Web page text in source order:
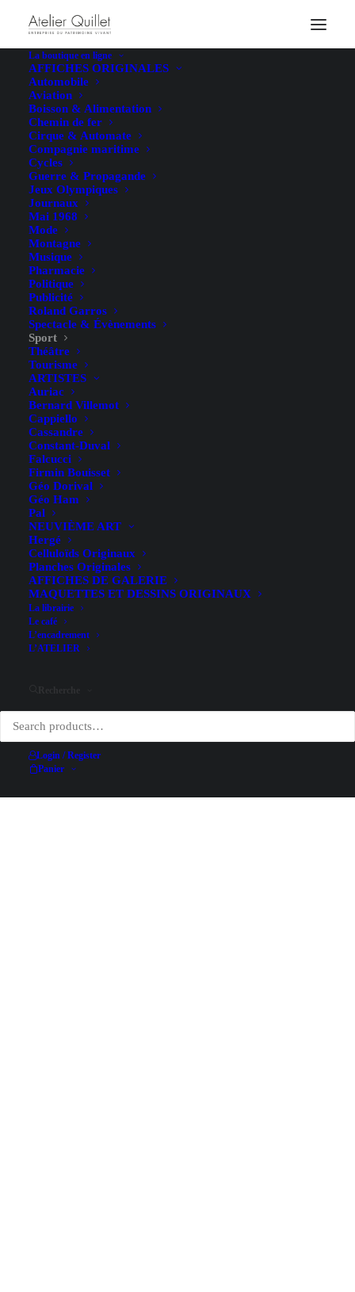
La boutique en ligne
AFFICHES ORIGINALES
Automobile
Aviation
Boisson & Alimentation
Chemin de fer
Cirque & Automate
Compagnie maritime
Cycles
Guerre & Propagande
Jeux Olympiques
Journaux
Mai 1968
Mode
Montagne
Musique
Pharmacie
Politique
Publicité
Roland Garros
Spectacle & Évènements
Sport
Théâtre
Tourisme
ARTISTES
Auriac
Bernard Villemot
Cappiello
Cassandre
Constant-Duval
Falcucci
Firmin Bouisset
Géo Dorival
Géo Ham
Pal
NEUVIÈME ART
Hergé
Celluloïds Originaux
Planches Originales
AFFICHES DE GALERIE
MAQUETTES ET DESSINS ORIGINAUX
La librairie
Le café
L’encadrement
L’ATELIER
Login / Register
Panier
Découvrez et composez votre collection d'affiches
originales sur le thème du sport.
L'Atelier Quillet peut également vous proposer
pose sur châssis, encadrement ou caisse
américaine pour mettre en valeur vos achats (
la section encadrement